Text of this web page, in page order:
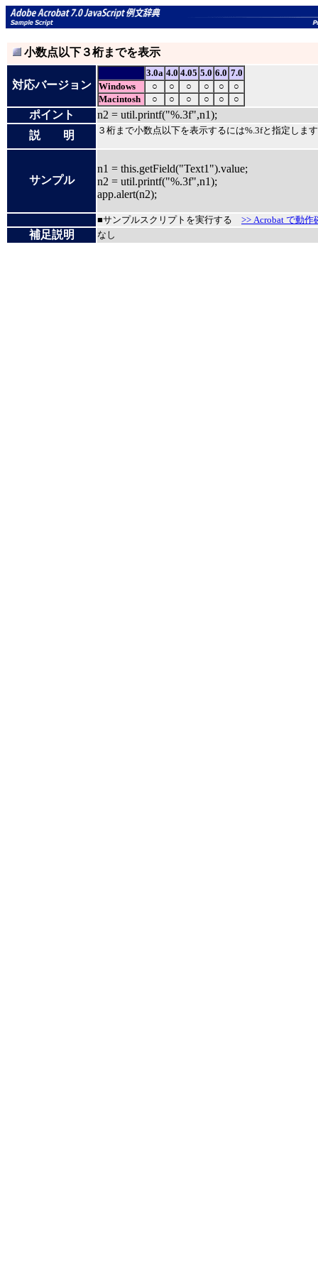
小数点以下３桁までを表示
対応バージョン
3.0a 4.0 4.05 5.0 6.0 7.0
Windows
○ ○ ○ ○ ○
○
Macintosh
○ ○ ○ ○ ○ ○
ポイント
n2 = util.printf("%.3f",n1);
説 明
３桁まで小数点以下を表示するには%.3fと指定しま
サンプル
n1 = this.getField("Text1").value;
n2 = util.printf("%.3f",n1);
app.alert(n2);
■サンプルスクリプトを実行する >> Acrobat で動作
補足説明 なし